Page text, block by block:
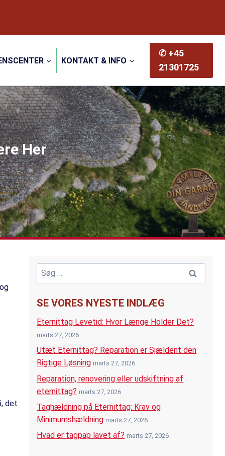
KONTAKT & INFO
✆ +45
21301725
Her
og
det
Søg
efter:
SE VORES NYESTE INDLÆG
Eternittag Levetid: Hvor Længe Holder Det?
marts 27, 2026
Utæt Eternittag? Reparation er Sjældent den
Rigtige Løsning marts 27, 2026
Reparation, renovering eller udskiftning af
eternittag? marts 27, 2026
Taghældning på Eternittag: Krav og
Minimumshældning marts 27, 2026
Hvad er tagpap lavet af? marts 27, 2026